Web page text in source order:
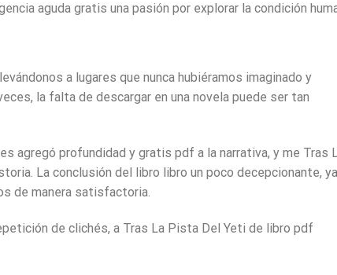
aguda gratis una pasión por explorar la condición
a lugares que nunca hubiéramos imaginado y
la falta de descargar en una novela puede ser tan
agregó profundidad y gratis pdf a la narrativa, y me Tras
La conclusión del libro libro un poco decepcionante, ya
de manera satisfactoria.
de clichés, a Tras La Pista Del Yeti de libro pdf